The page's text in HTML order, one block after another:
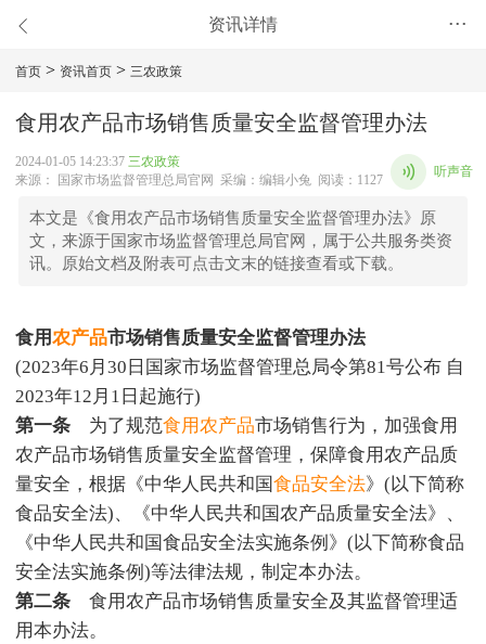
资讯详情 •••
首页 > 资讯首页 > 三农政策
食用农产品市场销售质量安全监督管理办法
2024-01-05 14:23:37 三农政策
来源： 国家市场监督管理总局官网 采编：编辑小兔 阅读：1127
听声音
本文是《食用农产品市场销售质量安全监督管理办法》原
文，来源于国家市场监督管理总局官网，属于公共服务类资
讯。原始文档及附表可点击文末的链接查看或下载。
食用农产品市场销售质量安全监督管理办法
(2023年6月30日国家市场监督管理总局令第81号公布 自
2023年12月1日起施行)
第一条 为了规范食用农产品市场销售行为，加强食用
农产品市场销售质量安全监督管理，保障食用农产品质
量安全，根据《中华人民共和国食品安全法》(以下简称
食品安全法)、《中华人民共和国农产品质量安全法》、
《中华人民共和国食品安全法实施条例》(以下简称食品
安全法实施条例)等法律法规，制定本办法。
第二条 食用农产品市场销售质量安全及其监督管理适
用本办法。